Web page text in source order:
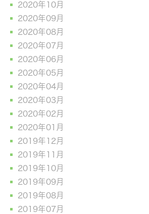
2020年10月
2020年09月
2020年08月
2020年07月
2020年06月
2020年05月
2020年04月
2020年03月
2020年02月
2020年01月
2019年12月
2019年11月
2019年10月
2019年09月
2019年08月
2019年07月